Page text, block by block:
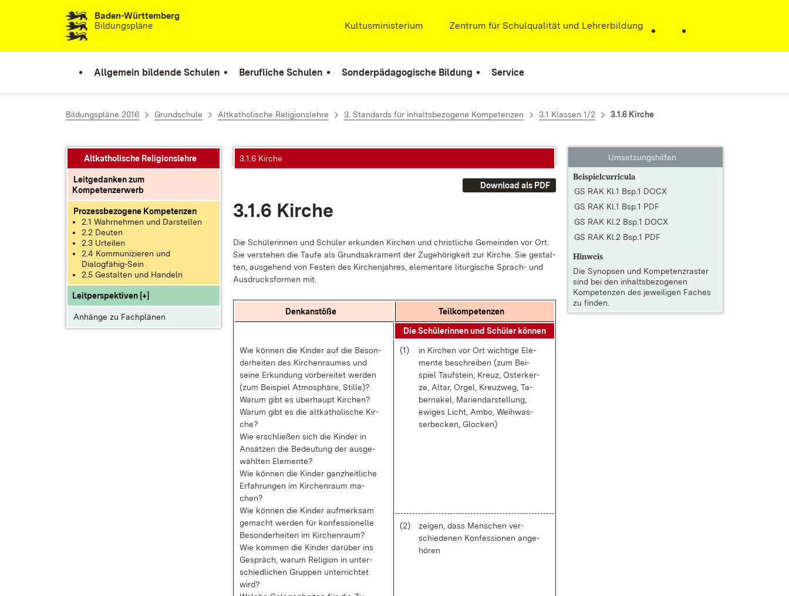
Zum Inhalt springenBaden-Württemberg
Bildungspläne
Extern:
Kultusministerium (Öffnet in neuem Fenster)
Extern:
Zentrum für Schulqualität und Lehrerbildung
Allgemein bildende Schulen Berufliche Schulen Sonderpädagogische Bildung Service
Bildungspläne 2016 Grundschule Altkatholische Religionslehre 3. Standards für inhaltsbezogene Kompetenzen 3.1 Klassen 1/2 3.1.6 Kirche
Altkatholische Religionslehre
Leitgedanken zum
Kompetenzerwerb
Prozessbezogene Kompetenzen
2.1 Wahrnehmen und Darstellen
2.2 Deuten
2.3 Urteilen
2.4 Kommunizieren und
Dialogfähig-Sein
2.5 Gestalten und Handeln
Leitperspektiven [+]
Anhänge zu Fachplänen
3.1.6 Kirche
Download als PDF
3.1.6 Kir­che
Die Schü­le­rin­nen und Schü­ler er­kun­den Kir­chen und christ­li­che Ge­mein­den vor Ort.
Sie ver­ste­hen die Tau­fe als Grund­sa­kra­ment der Zu­ge­hö­rig­keit zur Kir­che. Sie ge­stal­
ten, aus­ge­hend von Fes­ten des Kir­chen­jah­res, ele­men­ta­re lit­ur­gi­sche Sprach- und
Aus­drucks­for­men mit.
Denk­an­stö­ße Teil­kom­pe­ten­zen
Die Schü­le­rin­nen und Schü­ler kön­nen
Wie kön­nen die Kin­der auf die Be­son­
der­hei­ten des Kir­chen­rau­mes und
sei­ne Er­kun­dung vor­be­rei­tet wer­den
(zum Bei­spiel At­mo­sphä­re, Stil­le)?
War­um gibt es über­haupt Kir­chen?
War­um gibt es die alt­ka­tho­li­sche Kir­
che?
Wie er­schlie­ßen sich die Kin­der in
An­sät­zen die Be­deu­tung der aus­ge­
wähl­ten Ele­men­te?
Wie kön­nen die Kin­der ganz­heit­li­che
Er­fah­run­gen im Kir­chen­raum ma­
chen?
Wie kön­nen die Kin­der auf­merk­sam
ge­macht wer­den für kon­fes­sio­nel­le
Be­son­der­hei­ten im Kir­chen­raum?
Wie kom­men die Kin­der dar­über ins
Ge­spräch, war­um Re­li­gi­on in un­ter­
schied­li­chen Grup­pen un­ter­rich­tet
wird?
(1)
in Kir­chen vor Ort wich­ti­ge Ele­
men­te be­schrei­ben (zum Bei­
spiel Tauf­stein, Kreuz, Os­ter­ker­
ze, Al­tar, Or­gel, Kreuz­weg, Ta­
ber­na­kel, Ma­ri­en­dar­stel­lung,
ewi­ges Licht, Am­bo, Weih­was­
ser­be­cken, Glo­cken)
(2)
zei­gen, dass Men­schen ver­
schie­de­nen Kon­fes­sio­nen an­ge­
hö­ren
Umsetzungshilfen
Beispielcurricula
GS RAK Kl.1 Bsp.1 DOCX
GS RAK Kl.1 Bsp.1 PDF
GS RAK Kl.2 Bsp.1 DOCX
GS RAK Kl.2 Bsp.1 PDF
Hinweis
Die Synopsen und Kompetenzraster
sind bei den inhaltsbezogenen
Kompetenzen des jeweiligen Faches
zu finden.